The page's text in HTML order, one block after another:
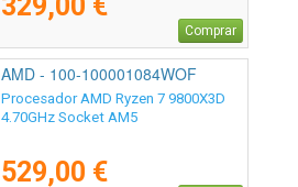
Comprar
AMD - 100-100001084WOF
Procesador AMD Ryzen 7 9800X3D
4.70GHz Socket AM5
529,00 €